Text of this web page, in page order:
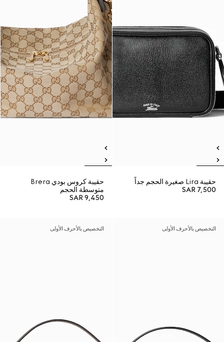
حقيبة Lira صغيرة الحجم جداً
SAR 7,500
حقيبة كروس بودي Brera
متوسطة الحجم
SAR 9,450
التخصيص بالأحرف الأولى التخصيص بالأحرف الأولى